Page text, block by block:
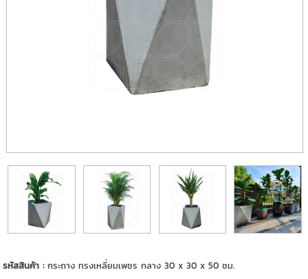
รหัสสินค้า :กระถาง ทรงเหลี่ยมเพชร กลาง 30 x 30 x 50 ซม.